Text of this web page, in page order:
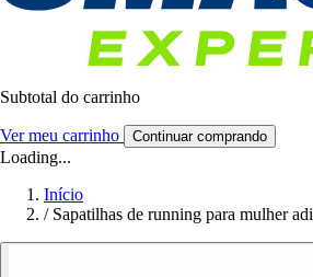
Subtotal do carrinho
Ver meu carrinho Continuar comprando
Loading...
Início
/ Sapatilhas de running para mulher